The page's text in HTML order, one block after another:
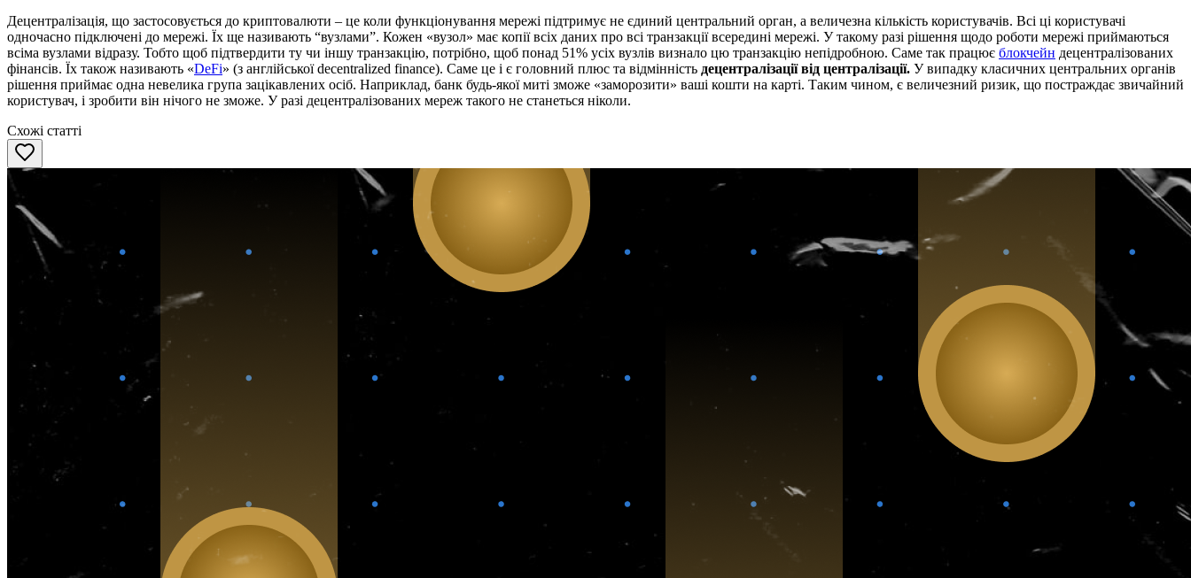
Децентралізація, що застосовується до криптовалюти – це коли функціонування мережі підтримує не єдиний центральний орган, а величезна кількість користувачів. Всі ці користувачі
одночасно підключені до мережі. Їх ще називають “вузлами”. Кожен «вузол» має копії всіх даних про всі транзакції всередині мережі. У такому разі рішення щодо роботи мережі приймаються
всіма вузлами відразу. Тобто щоб підтвердити ту чи іншу транзакцію, потрібно, щоб понад 51% усіх вузлів визнало цю транзакцію непідробною. Саме так працює блокчейн децентралізованих
фінансів. Їх також називають «DeFi» (з англійської decentralized finance). Саме це і є головний плюс та відмінність децентралізації від централізації. У випадку класичних центральних органів
рішення приймає одна невелика група зацікавлених осіб. Наприклад, банк будь-якої миті зможе «заморозити» ваші кошти на карті. Таким чином, є величезний ризик, що постраждає звичайний
користувач, і зробити він нічого не зможе. У разі децентралізованих мереж такого не станеться ніколи.
Схожі статті